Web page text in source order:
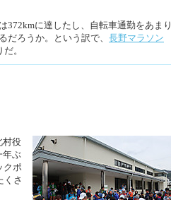
372kmに達したし、自転車通勤をあまり
ろうか。という訳で、 長野マラソン
。
村役
年ぶ
クポ
くさ